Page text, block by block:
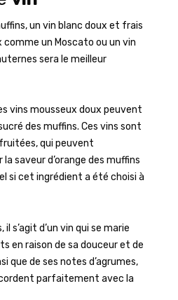
un vin blanc doux et frais
comme un Moscato ou un vin
sera le meilleur
vins mousseux doux peuvent
des muffins. Ces vins sont
qui peuvent
saveur d’orange des muffins
si cet ingrédient a été choisi à
s’agit d’un vin qui se marie
en raison de sa douceur et de
que de ses notes d’agrumes,
parfaitement avec la